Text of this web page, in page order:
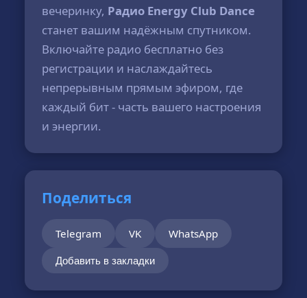
вечеринку, Радио Energy Club Dance
станет вашим надёжным спутником.
Включайте радио бесплатно без
регистрации и наслаждайтесь
непрерывным прямым эфиром, где
каждый бит - часть вашего настроения
и энергии.
Поделиться
Telegram VK WhatsApp
Добавить в закладки